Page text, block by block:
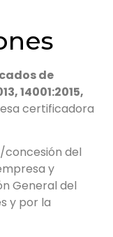
de
14001:2015,
certificadora
concesión del
y
General del
y por la